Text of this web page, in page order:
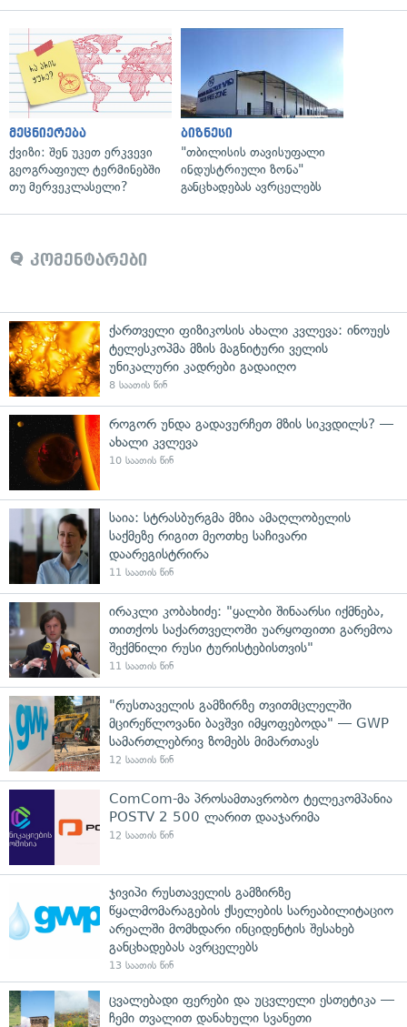
მეცნიერება
ქვიზი: შენ უკეთ ერკვევი
გეოგრაფიულ ტერმინებში
თუ მერვეკლასელი?
ბიზნესი
"თბილისის თავისუფალი
ინდუსტრიული ზონა"
განცხადებას ავრცელებს
კომენტარები
ქართველი ფიზიკოსის ახალი კვლევა: ინოუეს
ტელესკოპმა მზის მაგნიტური ველის
უნიკალური კადრები გადაიღო
8 საათის წინ
როგორ უნდა გადავურჩეთ მზის სიკვდილს? —
ახალი კვლევა
10 საათის წინ
საია: სტრასბურგმა მზია ამაღლობელის
საქმეზე რიგით მეოთხე საჩივარი
დაარეგისტრირა
11 საათის წინ
ირაკლი კობახიძე: "ყალბი შინაარსი იქმნება,
თითქოს საქართველოში უარყოფითი გარემოა
შექმნილი რუსი ტურისტებისთვის"
11 საათის წინ
"რუსთაველის გამზირზე თვითმცლელში
მცირეწლოვანი ბავშვი იმყოფებოდა" — GWP
სამართლებრივ ზომებს მიმართავს
12 საათის წინ
ComCom-მა პროსამთავრობო ტელეკომპანია
POSTV 2 500 ლარით დააჯარიმა
12 საათის წინ
ჯივიპი რუსთაველის გამზირზე
წყალმომარაგების ქსელების სარეაბილიტაციო
არეალში მომხდარი ინციდენტის შესახებ
განცხადებას ავრცელებს
13 საათის წინ
ცვალებადი ფერები და უცვლელი ესთეტიკა —
ჩემი თვალით დანახული სვანეთი